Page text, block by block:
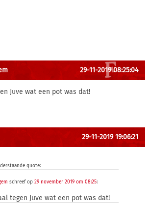
29-11-2019 08:25:04
Juve wat een pot was dat!
29-11-2019 19:06:21
quote:
schreef op 29 november 2019 om 08:25:
tegen Juve wat een pot was dat!